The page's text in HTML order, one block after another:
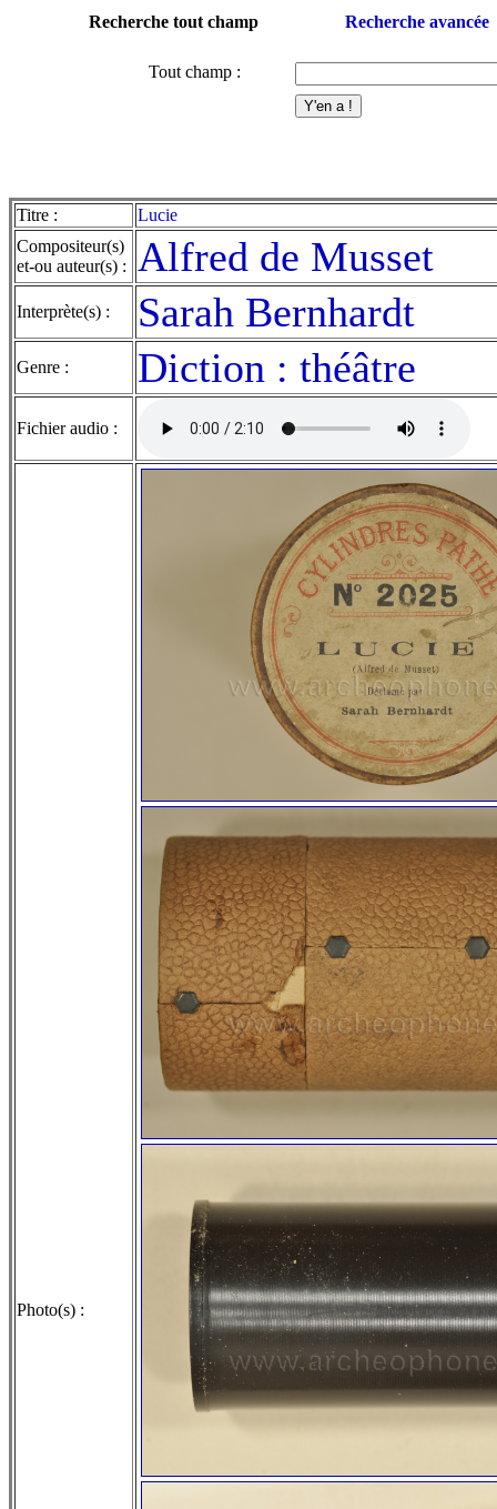
Recherche tout champ Recherche avancée
Tout champ :
Titre :
Lucie
Compositeur(s)
et-ou auteur(s) :
Alfred de Musset
Interprète(s) : Sarah Bernhardt
Genre : Diction : théâtre
Fichier audio :
Photo(s) :